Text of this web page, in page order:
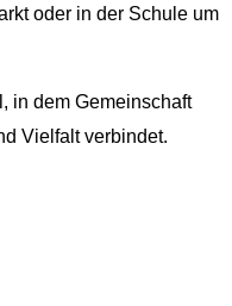
oder in der Schule um
in dem Gemeinschaft
Vielfalt verbindet.